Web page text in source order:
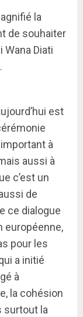
la
de souhaiter
Wana Diati
est
à
aussi à
c’est un
de
ce dialogue
européenne,
pour les
a initié
à
la cohésion
surtout la